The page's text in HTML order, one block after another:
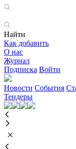
Найти
Как добавить
О нас
Журнал
Подписка Войти
Новости События
Тендеры